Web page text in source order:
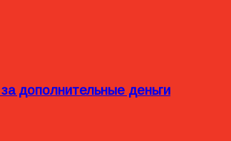
дополнительные деньги